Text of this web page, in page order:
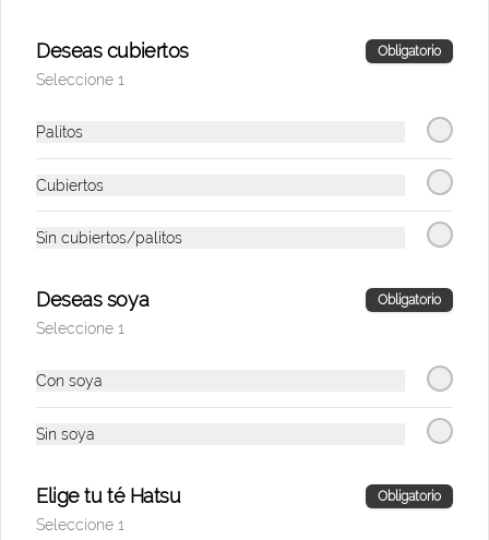
Bebidas
Deseas cubiertos Obligatorio
Seleccione 1
Palitos
Cubiertos
Sin cubiertos/palitos
Deseas soya Obligatorio
Seleccione 1
Con soya
Sin soya
Elige tu té Hatsu Obligatorio
Seleccione 1